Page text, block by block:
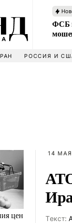
ФСБ
РОССИЯ И
цен
14
Tекст: